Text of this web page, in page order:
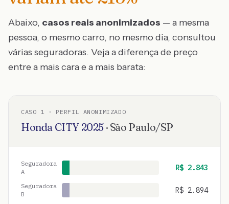
Abaixo, casos reais anonimizados — a mesma
pessoa, o mesmo carro, no mesmo dia, consultou
várias seguradoras. Veja a diferença de preço
entre a mais cara e a mais barata:
CASO 1 · PERFIL ANONIMIZADO
Honda CITY 2025 · São Paulo/SP
Seguradora
A
R$ 2.843
Seguradora
B
R$ 2.894